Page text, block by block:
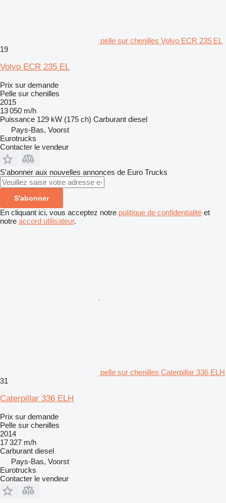
pelle sur chenilles Volvo ECR 235 EL
19
Volvo ECR 235 EL
Prix sur demande
Pelle sur chenilles
2015
13 050 m/h
Puissance 129 kW (175 ch) Carburant diesel
Pays-Bas, Voorst
Eurotrucks
Contacter le vendeur
S'abonner aux nouvelles annonces de Euro Trucks
S'abonner
En cliquant ici, vous acceptez notre politique de confidentialité et
notre accord utilisateur.
pelle sur chenilles Caterpillar 336 ELH
31
Caterpillar 336 ELH
Prix sur demande
Pelle sur chenilles
2014
17 327 m/h
Carburant diesel
Pays-Bas, Voorst
Eurotrucks
Contacter le vendeur